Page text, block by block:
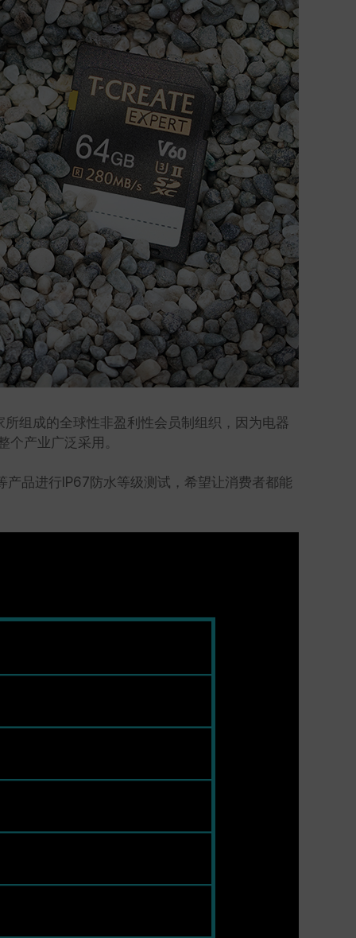
组成的全球性非盈利性会员制组织，因为电器
产业广泛采用。
产品进行IP67防水等级测试，希望让消费者都能